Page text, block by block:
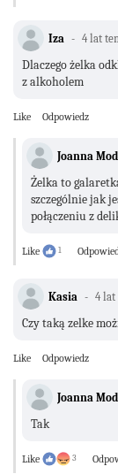
Iza 4 lat
Dlaczego żelka
z alkoholem
Like Odpowiedz
Joanna
Żelka to
szczególnie jak
połączeniu z
Like 1
Kasia 4 lat
Czy taką zelke
Like Odpowiedz
Joanna
Tak
Like 3